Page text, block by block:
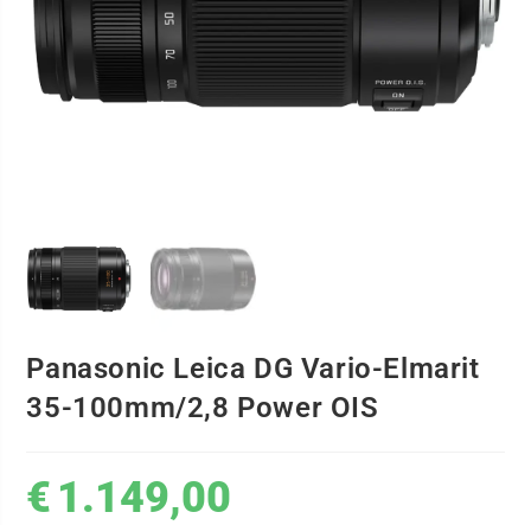
Panasonic Leica DG Vario-Elmarit
35-100mm/2,8 Power OIS
€ 1.149,00